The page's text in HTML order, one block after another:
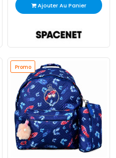
Ajouter Au Panier
Promo